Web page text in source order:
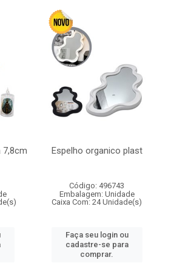
7,8cm
Espelho organico plast
Código: 496743
Embalagem: Unidade
Caixa Com: 24 Unidade(s)
Faça seu login ou
cadastre-se para
comprar.